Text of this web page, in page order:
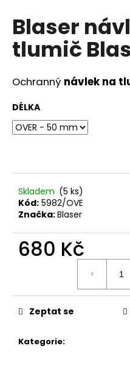
produktu
je
0,0
z
hvězdiček.
Blaser
tlumič
Ochranný návlek na
DÉLKA
Skladem (5 ks)
Kód: 5982/OVE
Značka:Blaser
680 Kč
Kategorie:
Zeptat se
a
j
í
t
?
D
o
p
o
j
e
e